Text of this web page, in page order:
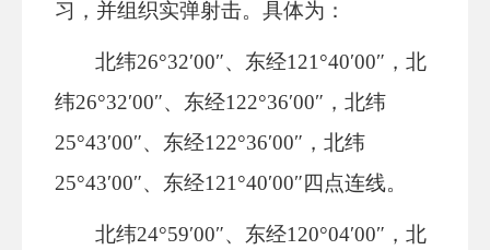
习，并组织实弹射击。具体为：
北纬26°32′00″、东经121°40′00″，北
纬26°32′00″、东经122°36′00″，北纬
25°43′00″、东经122°36′00″，北纬
25°43′00″、东经121°40′00″四点连线。
北纬24°59′00″、东经120°04′00″，北